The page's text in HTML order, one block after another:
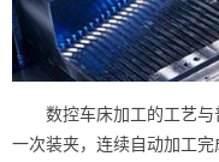
数控车床加工的工艺
一次装夹，连续自动加工